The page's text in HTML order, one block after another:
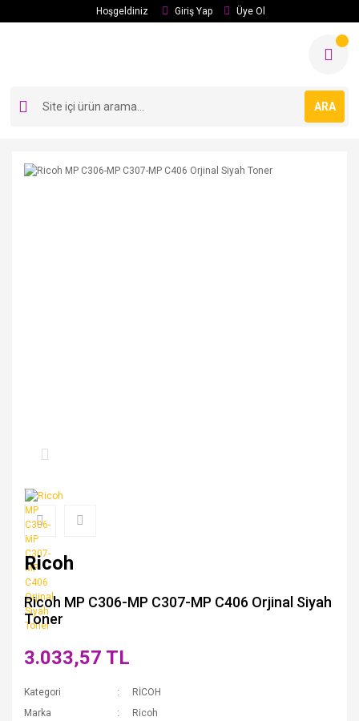
Hoşgeldiniz Giriş Yap Üye Ol
ARA
Ricoh
Ricoh MP C306-MP C307-MP C406 Orjinal Siyah
Toner
3.033,57 TL
Kategori
RİCOH
Marka
Ricoh